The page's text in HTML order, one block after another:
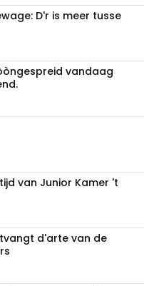
D'r is meer tusse
vandaag
van Junior Kamer 't
d'arte van de